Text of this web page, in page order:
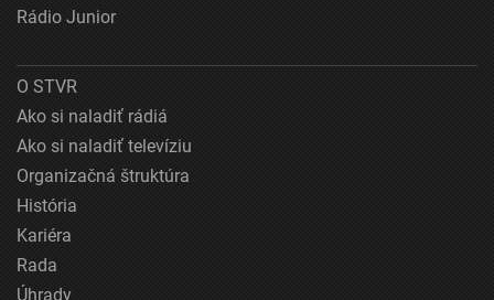
Rádio Junior
O STVR
Ako si naladiť rádiá
Ako si naladiť televíziu
Organizačná štruktúra
História
Kariéra
Rada
Úhrady